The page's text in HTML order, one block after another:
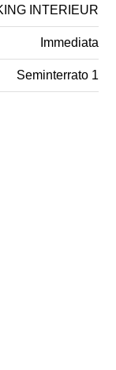
INTERIEUR
Immediata
Seminterrato 1